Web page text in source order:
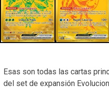
Esas son todas las cartas
del set de expansión